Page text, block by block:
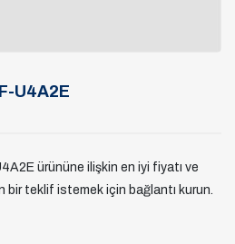
U4A2E
ürününe ilişkin en iyi fiyatı ve
bir teklif istemek için bağlantı kurun.